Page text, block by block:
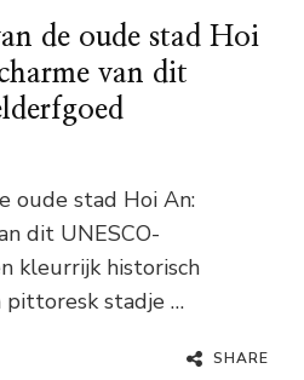
de oude stad Hoi
van dit
oude stad Hoi An:
dit UNESCO-
kleurrijk historisch
pittoresk stadje …
SHARE